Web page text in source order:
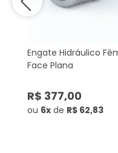
Engate Hidráulico
Face Plana
R$ 377,00
ou 6x de R$ 62,83